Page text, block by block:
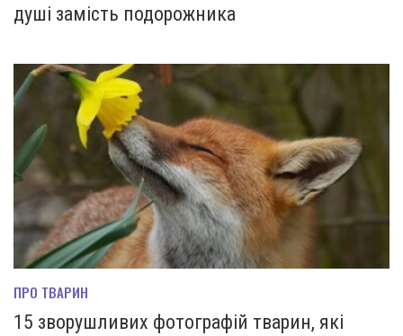
душі замість подорожника
ПРО ТВАРИН
15 зворушливих фотографій тварин, які